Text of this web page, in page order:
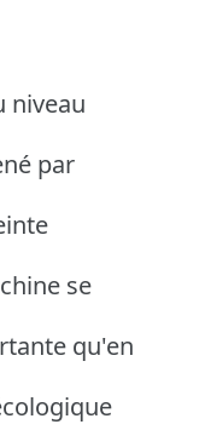
niveau
par
se
qu'en